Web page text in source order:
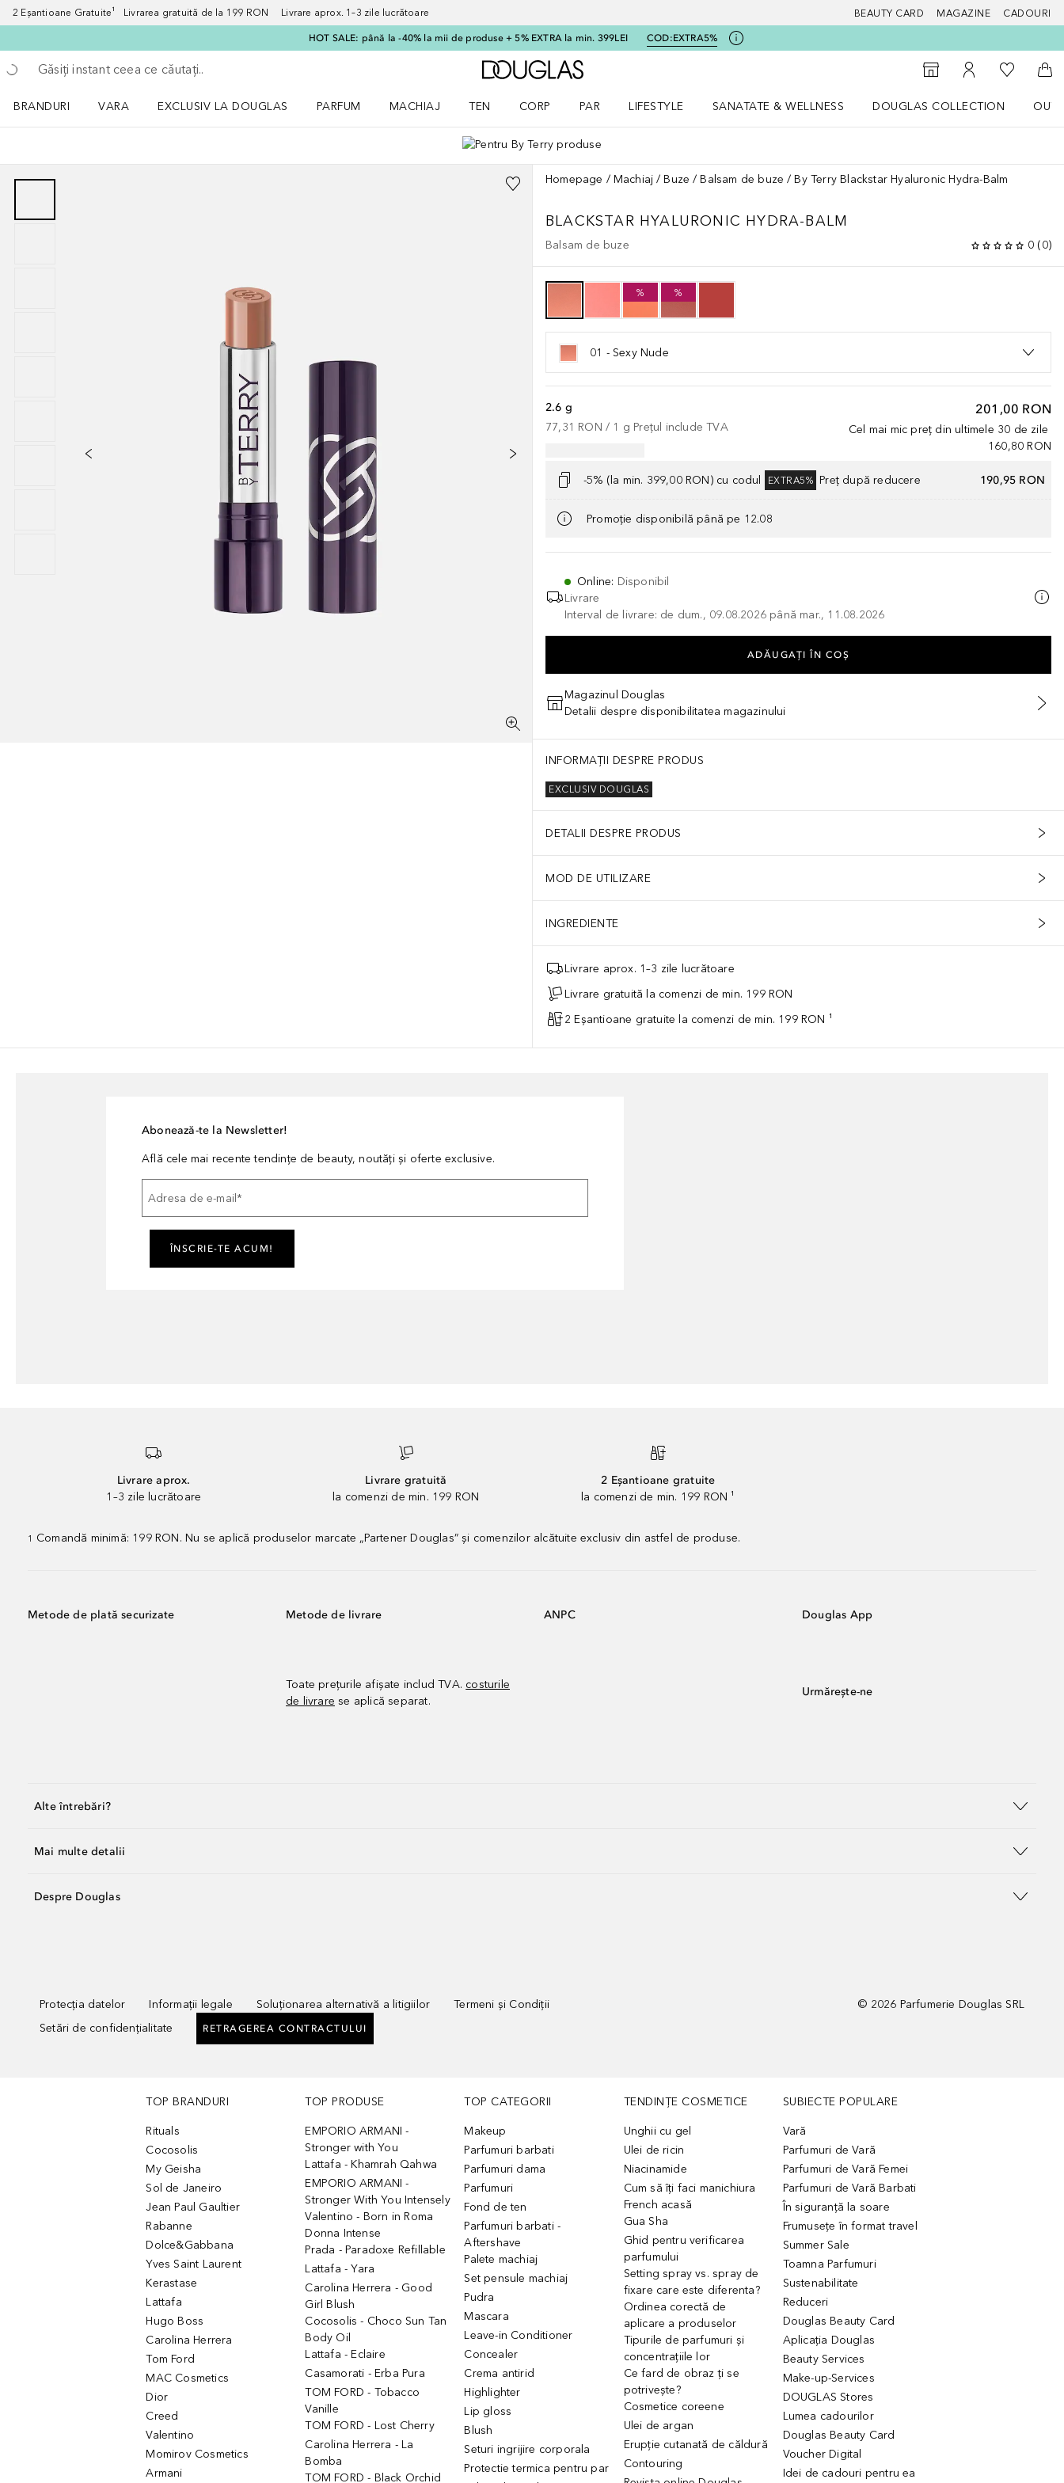
2 Eșantioane Gratuite¹ Livrarea gratuită de la 199 RON Livrare aprox. 1–3 zile lucrătoare BEAUTY CARD MAGAZINE CADOURI
HOT SALE: până la -40% la mii de produse + 5% EXTRA la min. 399LEI COD:EXTRA5%
Înapoi
Executați căutarea
Către pagina principală Douglas
Către Găsire magazin
Către Contul meu
Către
BRANDURI
VARA
EXCLUSIV LA DOUGLAS
PARFUM
MACHIAJ
TEN
CORP
PAR
LIFESTYLE
SANATATE & WELLNESS
DOUGLAS COLLECTION
Homepage Machiaj Buze Balsam de buze By Terry Blackstar Hyaluronic Hydra-Balm
BLACKSTAR HYALURONIC HYDRA-BALM
Balsam de buze 0 (0)
% %
01 - Sexy Nude
201,00 RON
Cel mai mic preț din ultimele 30 de zile
160,80 RON
2.6 g
77,31 RON / 1 g Prețul include TVA
-5% (la min. 399,00 RON) cu codul EXTRA5% Preț după reducere 190,95 RON
Promoție disponibilă până pe 12.08
Online: Disponibil
Livrare
Interval de livrare: de dum., 09.08.2026 până mar., 11.08.2026
ADĂUGAȚI ÎN COŞ
Magazinul Douglas
Detalii despre disponibilitatea magazinului
INFORMAȚII DESPRE PRODUS
EXCLUSIV DOUGLAS
DETALII DESPRE PRODUS
MOD DE UTILIZARE
INGREDIENTE
Livrare aprox. 1–3 zile lucrătoare
Livrare gratuită la comenzi de min. 199 RON
2 Eșantioane gratuite la comenzi de min. 199 RON ¹
Abonează-te la Newsletter!
Află cele mai recente tendințe de beauty, noutăți și oferte exclusive.
Adresa de e-mail *
ÎNSCRIE-TE ACUM!
Livrare aprox.
1–3 zile lucrătoare
Livrare gratuită
la comenzi de min. 199 RON
2 Eșantioane gratuite
la comenzi de min. 199 RON ¹
1 Comandă minimă: 199 RON. Nu se aplică produselor marcate „Partener Douglas” și comenzilor alcătuite exclusiv din astfel de produse.
Metode de plată securizate Metode de livrare
Toate prețurile afișate includ TVA. costurile
de livrare se aplică separat.
ANPC Douglas App
Urmărește-ne
Alte întrebări?
Mai multe detalii
Despre Douglas
Protecția datelor Informații legale Soluționarea alternativă a litigiilor
Termeni și Condiții
Setări de confidențialitate
RETRAGEREA CONTRACTULUI
© 2026 Parfumerie Douglas SRL
TOP BRANDURI
Rituals
Cocosolis
My Geisha
Sol de Janeiro
Jean Paul Gaultier
Rabanne
Dolce&Gabbana
Yves Saint Laurent
Kerastase
Lattafa
Hugo Boss
Carolina Herrera
Tom Ford
MAC Cosmetics
Dior
Creed
Valentino
Momirov Cosmetics
Armani
TOP PRODUSE
EMPORIO ARMANI -
Stronger with You
Lattafa - Khamrah Qahwa
EMPORIO ARMANI -
Stronger With You Intensely
Valentino - Born in Roma
Donna Intense
Prada - Paradoxe Refillable
Lattafa - Yara
Carolina Herrera - Good
Girl Blush
Cocosolis - Choco Sun Tan
Body Oil
Lattafa - Eclaire
Casamorati - Erba Pura
TOM FORD - Tobacco
Vanille
TOM FORD - Lost Cherry
Carolina Herrera - La
Bomba
TOM FORD - Black Orchid
TOP CATEGORII
Makeup
Parfumuri barbati
Parfumuri dama
Parfumuri
Fond de ten
Parfumuri barbati -
Aftershave
Palete machiaj
Set pensule machiaj
Pudra
Mascara
Leave-in Conditioner
Concealer
Crema antirid
Highlighter
Lip gloss
Blush
Seturi ingrijire corporala
Protectie termica pentru par
TENDINȚE COSMETICE
Unghii cu gel
Ulei de ricin
Niacinamide
Cum să îți faci manichiura
French acasă
Gua Sha
Ghid pentru verificarea
parfumului
Setting spray vs. spray de
fixare care este diferenta?
Ordinea corectă de
aplicare a produselor
Tipurile de parfumuri și
concentrațiile lor
Ce fard de obraz ți se
potrivește?
Cosmetice coreene
Ulei de argan
Erupție cutanată de căldură
Contouring
SUBIECTE POPULARE
Vară
Parfumuri de Vară
Parfumuri de Vară Femei
Parfumuri de Vară Barbati
În siguranță la soare
Frumusețe în format travel
Summer Sale
Toamna Parfumuri
Sustenabilitate
Reduceri
Douglas Beauty Card
Aplicația Douglas
Beauty Services
Make-up-Services
DOUGLAS Stores
Lumea cadourilor
Douglas Beauty Card
Voucher Digital
Idei de cadouri pentru ea